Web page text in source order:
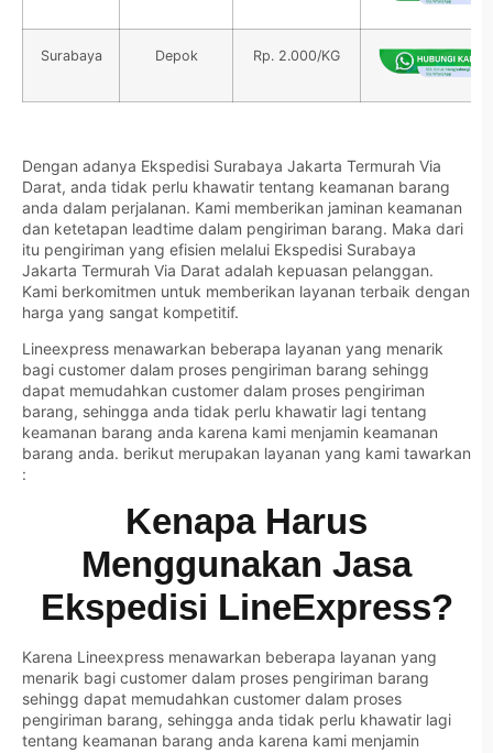
Surabaya Depok Rp. 2.000/KG
Dengan adanya Ekspedisi Surabaya Jakarta Termurah Via
Darat, anda tidak perlu khawatir tentang keamanan barang
anda dalam perjalanan. Kami memberikan jaminan keamanan
dan ketetapan leadtime dalam pengiriman barang. Maka dari
itu pengiriman yang efisien melalui Ekspedisi Surabaya
Jakarta Termurah Via Darat adalah kepuasan pelanggan.
Kami berkomitmen untuk memberikan layanan terbaik dengan
harga yang sangat kompetitif.
Lineexpress menawarkan beberapa layanan yang menarik
bagi customer dalam proses pengiriman barang sehingg
dapat memudahkan customer dalam proses pengiriman
barang, sehingga anda tidak perlu khawatir lagi tentang
keamanan barang anda karena kami menjamin keamanan
barang anda. berikut merupakan layanan yang kami tawarkan
:
Kenapa Harus
Menggunakan Jasa
Ekspedisi LineExpress?
Karena Lineexpress menawarkan beberapa layanan yang
menarik bagi customer dalam proses pengiriman barang
sehingg dapat memudahkan customer dalam proses
pengiriman barang, sehingga anda tidak perlu khawatir lagi
tentang keamanan barang anda karena kami menjamin